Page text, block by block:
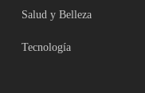
Salud y Belleza
Tecnología